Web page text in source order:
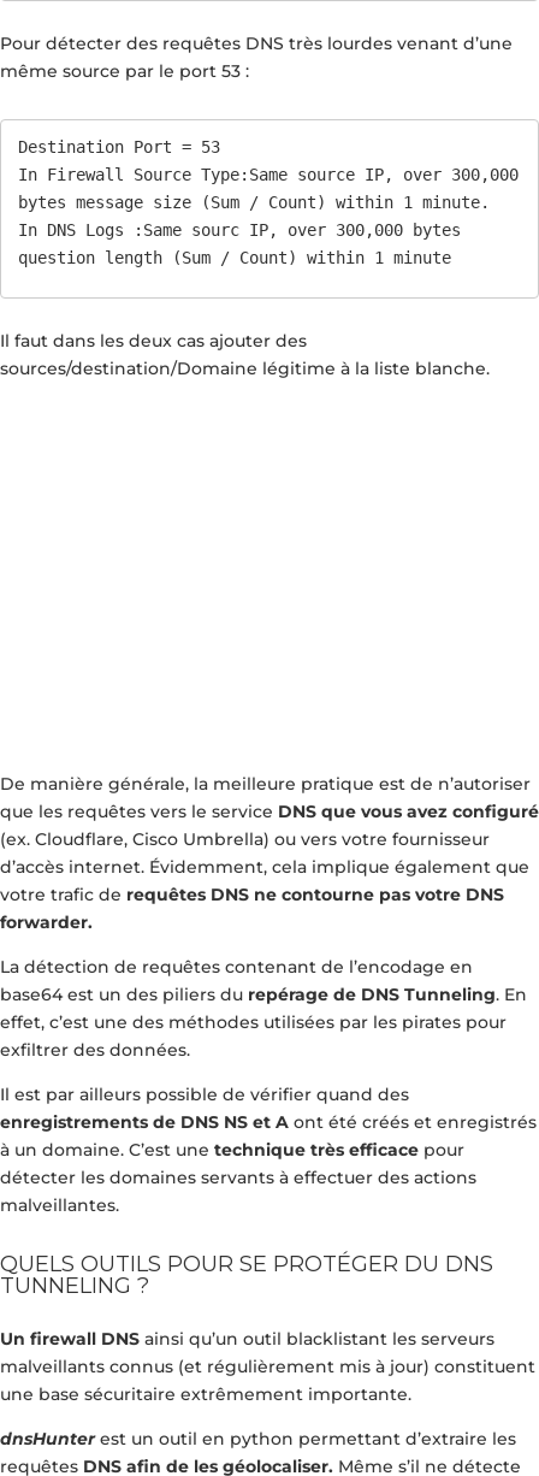
Pour détecter des requêtes DNS très lourdes venant d’une
même source par le port 53 :
Destination Port = 53
In Firewall Source Type:Same source IP, over 300,000
bytes message size (Sum / Count) within 1 minute.
In DNS Logs :Same sourc IP, over 300,000 bytes
question length (Sum / Count) within 1 minute
Il faut dans les deux cas ajouter des
sources/destination/Domaine légitime à la liste blanche.
De manière générale, la meilleure pratique est de n’autoriser
que les requêtes vers le service DNS que vous avez configuré
(ex. Cloudflare, Cisco Umbrella) ou vers votre fournisseur
d’accès internet. Évidemment, cela implique également que
votre trafic de requêtes DNS ne contourne pas votre DNS
forwarder.
La détection de requêtes contenant de l’encodage en
base64 est un des piliers du repérage de DNS Tunneling. En
effet, c’est une des méthodes utilisées par les pirates pour
exfiltrer des données.
Il est par ailleurs possible de vérifier quand des
enregistrements de DNS NS et A ont été créés et enregistrés
à un domaine. C’est une technique très efficace pour
détecter les domaines servants à effectuer des actions
malveillantes.
QUELS OUTILS POUR SE PROTÉGER DU DNS
TUNNELING ?
Un firewall DNS ainsi qu’un outil blacklistant les serveurs
malveillants connus (et régulièrement mis à jour) constituent
une base sécuritaire extrêmement importante.
dnsHunter est un outil en python permettant d’extraire les
requêtes DNS afin de les géolocaliser. Même s’il ne détecte